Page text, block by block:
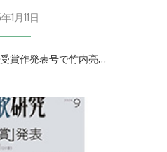
1月11日
賞作発表号で竹内亮…